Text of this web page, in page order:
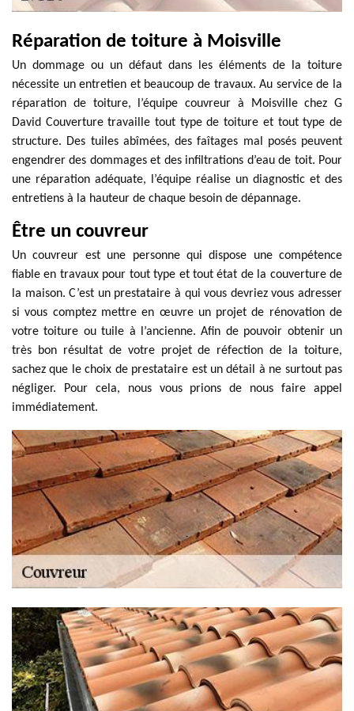
Réparation de toiture à Moisville
Un dommage ou un défaut dans les éléments de la toiture
nécessite un entretien et beaucoup de travaux. Au service de la
réparation de toiture, l’équipe couvreur à Moisville chez G
David Couverture travaille tout type de toiture et tout type de
structure. Des tuiles abîmées, des faîtages mal posés peuvent
engendrer des dommages et des infiltrations d’eau de toit. Pour
une réparation adéquate, l’équipe réalise un diagnostic et des
entretiens à la hauteur de chaque besoin de dépannage.
Être un couvreur
Un couvreur est une personne qui dispose une compétence
fiable en travaux pour tout type et tout état de la couverture de
la maison. C’est un prestataire à qui vous devriez vous adresser
si vous comptez mettre en œuvre un projet de rénovation de
votre toiture ou tuile à l’ancienne. Afin de pouvoir obtenir un
très bon résultat de votre projet de réfection de la toiture,
sachez que le choix de prestataire est un détail à ne surtout pas
négliger. Pour cela, nous vous prions de nous faire appel
immédiatement.